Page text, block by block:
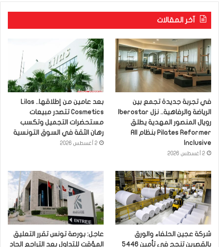
آخر المقالات
في تجربة جديدة تجمع بين
رويال المنصور المهدية يطلق
Pilates Reformer بنظام All
Inclusive
2 أغسطس 2026
بعد عامين من إطلاقها.. Lilas
Cosmetics تتصدر مبيعات
مستحضرات التجميل وتكسب
رهان الثقة في السوق التونسية
2 أغسطس 2026
شركة عجين الحلفاء والورق
بالقصرين تنجح في تأمين 5446
عاجل: بورصة تونس تقرر التعليق
المؤقت للتداول بعد التراجع الحاد